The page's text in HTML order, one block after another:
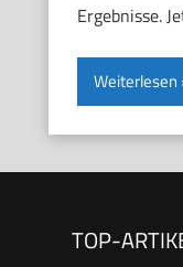
Ergebnisse.
Weiterlesen
TOP-